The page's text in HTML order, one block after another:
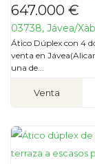
647.000 €
03738, Jávea/
Ático Dúplex con 4
venta en
una de...
Venta